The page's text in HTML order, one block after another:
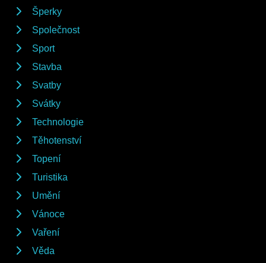
Šperky
Společnost
Sport
Stavba
Svatby
Svátky
Technologie
Těhotenství
Topení
Turistika
Umění
Vánoce
Vaření
Věda